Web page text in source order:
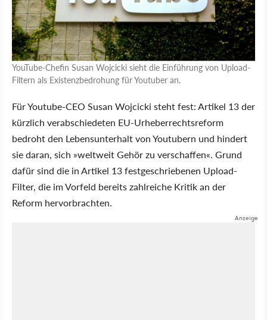
YouTube-Chefin Susan Wojcicki sieht die Einführung von Upload-
Filtern als Existenzbedrohung für Youtuber an.
Für Youtube-CEO Susan Wojcicki steht fest: Artikel 13 der
kürzlich verabschiedeten EU-Urheberrechtsreform
bedroht den Lebensunterhalt von Youtubern und hindert
sie daran, sich »weltweit Gehör zu verschaffen«. Grund
dafür sind die in Artikel 13 festgeschriebenen Upload-
Filter, die im Vorfeld bereits zahlreiche Kritik an der
Reform hervorbrachten.